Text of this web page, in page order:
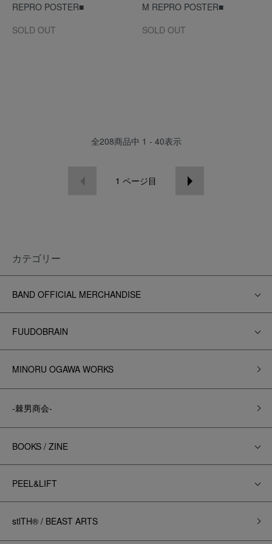
REPRO POSTER■
SOLD OUT
M REPRO POSTER■
SOLD OUT
全208商品中 1 - 40表示
1 ページ目
カテゴリー
BAND OFFICIAL MERCHANDISE
FUUDOBRAIN
MINORU OGAWA WORKS
-棘男商会-
BOOKS / ZINE
PEEL&LIFT
stlTH® / BEAST ARTS